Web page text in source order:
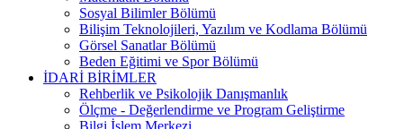
Sosyal Bilimler Bölümü
Bilişim Teknolojileri, Yazılım ve Kodlama Bölümü
Görsel Sanatlar Bölümü
Beden Eğitimi ve Spor Bölümü
İDARİ BİRİMLER
Rehberlik ve Psikolojik Danışmanlık
Ölçme - Değerlendirme ve Program Geliştirme
Bilgi İşlem Merkezi